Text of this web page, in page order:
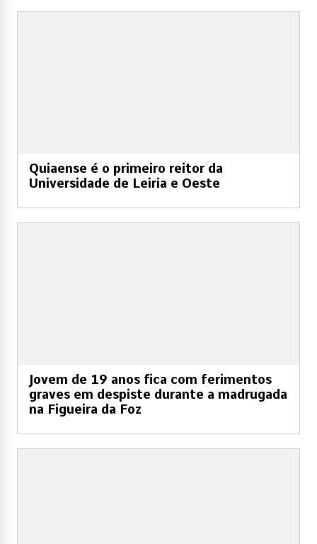
Quiaense é o primeiro reitor da
Universidade de Leiria e Oeste
Jovem de 19 anos fica com ferimentos
graves em despiste durante a madrugada
na Figueira da Foz